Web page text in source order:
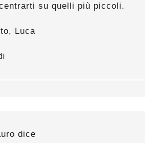
su quelli più piccoli.
Luca
dice